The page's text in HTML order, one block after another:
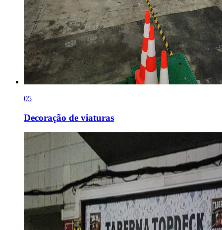
05
Decoração de viaturas